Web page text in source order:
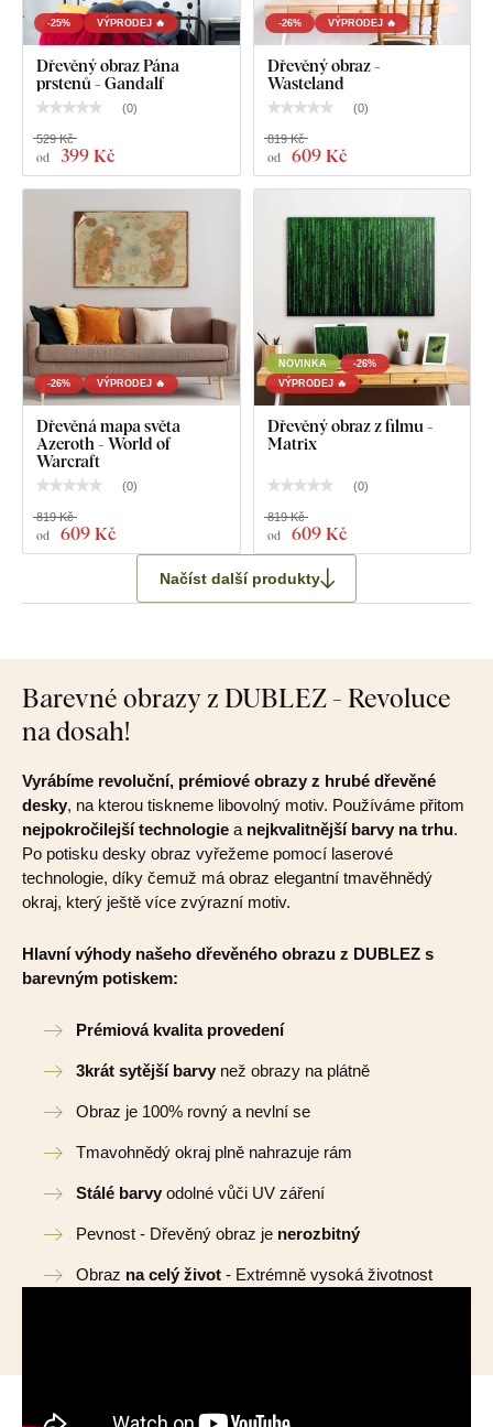
-25% VÝPRODEJ 🔥
Dřevěný obraz Pána
prstenů - Gandalf
(0)
od 399 Kč
529 Kč
-26% VÝPRODEJ 🔥
Dřevěný obraz -
Wasteland
(0)
od 609 Kč
819 Kč
-26% VÝPRODEJ 🔥
Dřevěná mapa světa
Azeroth - World of
Warcraft
(0)
od 609 Kč
819 Kč
NOVINKA
-26%
VÝPRODEJ 🔥
Dřevěný obraz z filmu -
Matrix
(0)
od 609 Kč
819 Kč
Načíst další produkty
Barevné obrazy z DUBLEZ - Revoluce
na dosah!
Vyrábíme revoluční, prémiové obrazy z hrubé dřevěné
desky, na kterou tiskneme libovolný motiv. Používáme přitom
nejpokročilejší technologie a nejkvalitnější barvy na trhu.
Po potisku desky obraz vyřežeme pomocí laserové
technologie, díky čemuž má obraz elegantní tmavěhnědý
okraj, který ještě více zvýrazní motiv.
Hlavní výhody našeho dřevěného obrazu z DUBLEZ s
barevným potiskem:
Prémiová kvalita provedení
3krát sytější barvy než obrazy na plátně
Obraz je 100% rovný a nevlní se
Tmavohnědý okraj plně nahrazuje rám
Stálé barvy odolné vůči UV záření
Pevnost - Dřevěný obraz je nerozbitný
Obraz na celý život - Extrémně vysoká životnost